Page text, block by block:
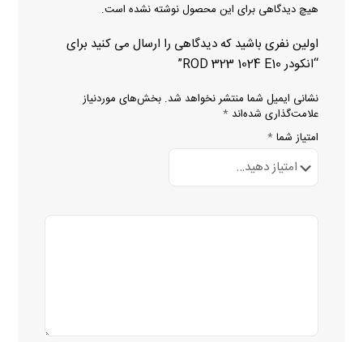
هیچ دیدگاهی برای این محصول نوشته نشده است.
اولین نفری باشید که دیدگاهی را ارسال می کنید برای
“انکودر ROD 323 1024 E10”
نشانی ایمیل شما منتشر نخواهد شد. بخش‌های موردنیاز
علامت‌گذاری شده‌اند *
امتیاز شما *